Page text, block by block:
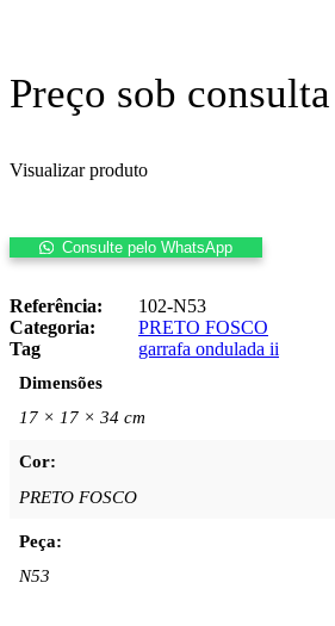
Preço sob consulta
Visualizar produto
Consulte pelo WhatsApp
GARRAFA
II
quantidade
Referência:
102-N53
Categoria:
PRETO FOSCO
Tag
garrafa ondulada ii
Dimensões
17 × 17 × 34 cm
Cor:
PRETO FOSCO
Peça:
N53